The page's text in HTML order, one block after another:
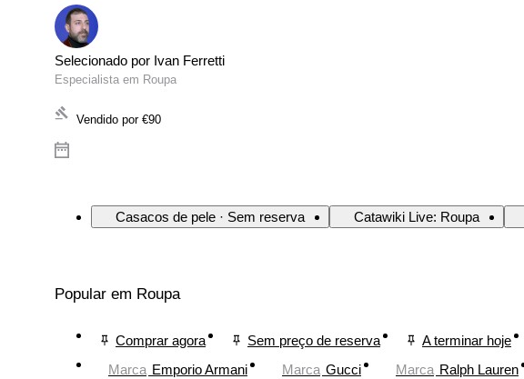
Selecionado por Ivan Ferretti
Especialista em Roupa
Vendido por €90
Casacos de pele · Sem reserva Catawiki Live: Roupa
Popular em Roupa
Comprar agora Sem preço de reserva A terminar hoje
Marca Emporio Armani Marca Gucci Marca Ralph Lauren